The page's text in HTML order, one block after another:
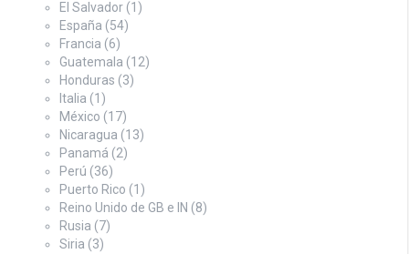
El Salvador (1)
España (54)
Francia (6)
Guatemala (12)
Honduras (3)
Italia (1)
México (17)
Nicaragua (13)
Panamá (2)
Perú (36)
Puerto Rico (1)
Reino Unido de GB e IN (8)
Rusia (7)
Siria (3)